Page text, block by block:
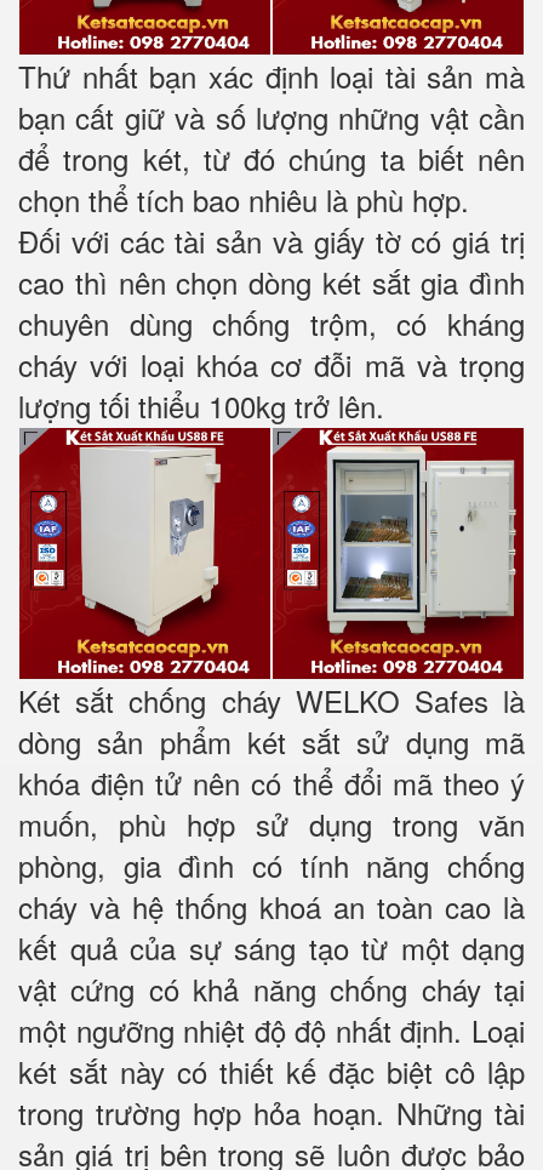
Thứ nhất bạn xác định loại tài sản mà
bạn cất giữ và số lượng những vật cần
để trong két, từ đó chúng ta biết nên
chọn thể tích bao nhiêu là phù hợp.
Đối với các tài sản và giấy tờ có giá trị
cao thì nên chọn dòng két sắt gia đình
chuyên dùng chống trộm, có kháng
cháy với loại khóa cơ đỗi mã và trọng
lượng tối thiểu 100kg trở lên.
Két sắt chống cháy WELKO Safes là
dòng sản phẩm két sắt sử dụng mã
khóa điện tử nên có thể đổi mã theo ý
muốn, phù hợp sử dụng trong văn
phòng, gia đình có tính năng chống
cháy và hệ thống khoá an toàn cao là
kết quả của sự sáng tạo từ một dạng
vật cứng có khả năng chống cháy tại
một ngưỡng nhiệt độ độ nhất định. Loại
két sắt này có thiết kế đặc biệt cô lập
trong trường hợp hỏa hoạn. Những tài
sản giá trị bên trong sẽ luôn được bảo